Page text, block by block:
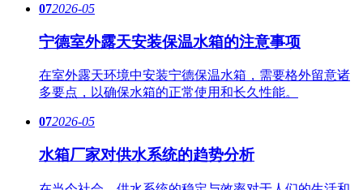
072026-05
宁德室外露天安装保温水箱的注意事项
在室外露天环境中安装宁德保温水箱，需要格外留意诸
多要点，以确保水箱的正常使用和长久性能。
072026-05
水箱厂家对供水系统的趋势分析